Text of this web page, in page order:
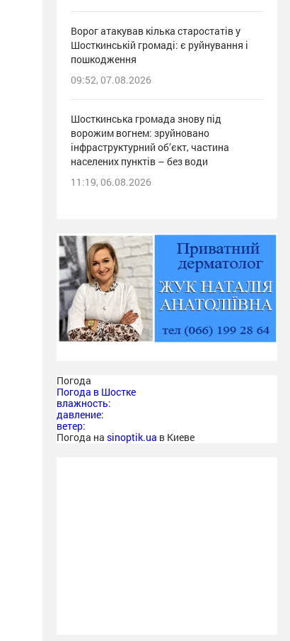
Ворог атакував кілька старостатів у
Шосткинській громаді: є руйнування і
пошкодження
09:52, 07.08.2026
Шосткинська громада знову під
ворожим вогнем: зруйновано
інфраструктурний об’єкт, частина
населених пунктів – без води
11:19, 06.08.2026
Погода
Погода в Шостке
влажность:
давление:
ветер:
Погода на sinoptik.ua в Киеве